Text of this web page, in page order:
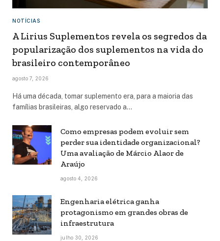
NOTÍCIAS
A Lirius Suplementos revela os segredos da
popularização dos suplementos na vida do
brasileiro contemporâneo
agosto 7, 2026
Há uma década, tomar suplemento era, para a maioria das
famílias brasileiras, algo reservado a…
Como empresas podem evoluir sem
perder sua identidade organizacional?
Uma avaliação de Márcio Alaor de
Araújo
agosto 4, 2026
Engenharia elétrica ganha
protagonismo em grandes obras de
infraestrutura
julho 30, 2026